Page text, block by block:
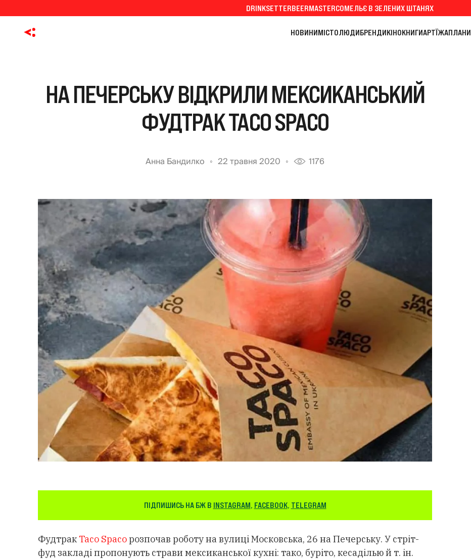
DRINKSETTERBEERMASTERСОМЕЛЬЄ В ЗЕЛЕНИХ ШТАНЯХ
НОВИНИМІСТОЛЮДИБРЕНДИКІНОКНИГИАРТЇЖАПЛАНИ
НА ПЕЧЕРСЬКУ ВІДКРИЛИ МЕКСИКАНСЬКИЙ
ФУДТРАК TAСO SPACO
Анна Бандилко 22 травня 2020 1176
ПІДПИШИСЬ НА БЖ В INSTAGRAM, FACEBOOK, TELEGRAM
Фудтрак Taсo Spacoрозпочав роботу на вулиці Московська, 26 на Печерську. У стріт-
фуд закладі пропонують страви мексиканської кухні: тако, буріто, кесаділью й т. ін.